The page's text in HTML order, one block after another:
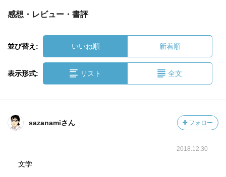
感想・レビュー・書評
並び替え: いいね順 新着順
表示形式: リスト 全文
sazanamiさん フォロー
2018.12.30
文学